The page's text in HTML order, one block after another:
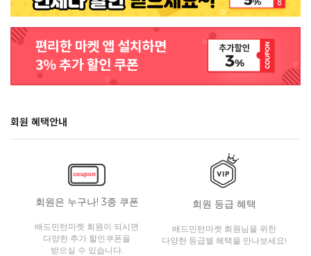
회원 혜택안내
회원은 누구나! 3종 쿠폰
배드민턴마켓 회원이 되시면
다양한 추가 할인쿠폰을
받으실 수 있습니다.
회원 등급 혜택
배드민턴마켓 회원님을 위한
다양한 등급별 혜택을 만나보세요!